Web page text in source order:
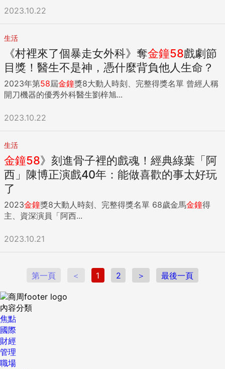
2023.10.22
生活
《村裡來了個暴走女外科》奪金鐘58戲劇節
目獎！醫生不是神，憑什麼背負他人生命？
2023年第58屆金鐘獎8大動人時刻、完整得獎名單 曾經人稱
開刀機器的優秀外科醫生劉梓旭...
2023.10.22
生活
金鐘58》刻進骨子裡的戲魂！經典綠葉「阿
西」陳博正演戲40年：能做喜歡的事太好玩
了
2023金鐘 獎8大動人時刻、完整得獎名單 68歲金馬金鐘得
主、資深演員「阿西...
2023.10.21
第一頁 ＜ 1 2 ＞ 最後一頁
內容分類
焦點
國際
財經
管理
職場